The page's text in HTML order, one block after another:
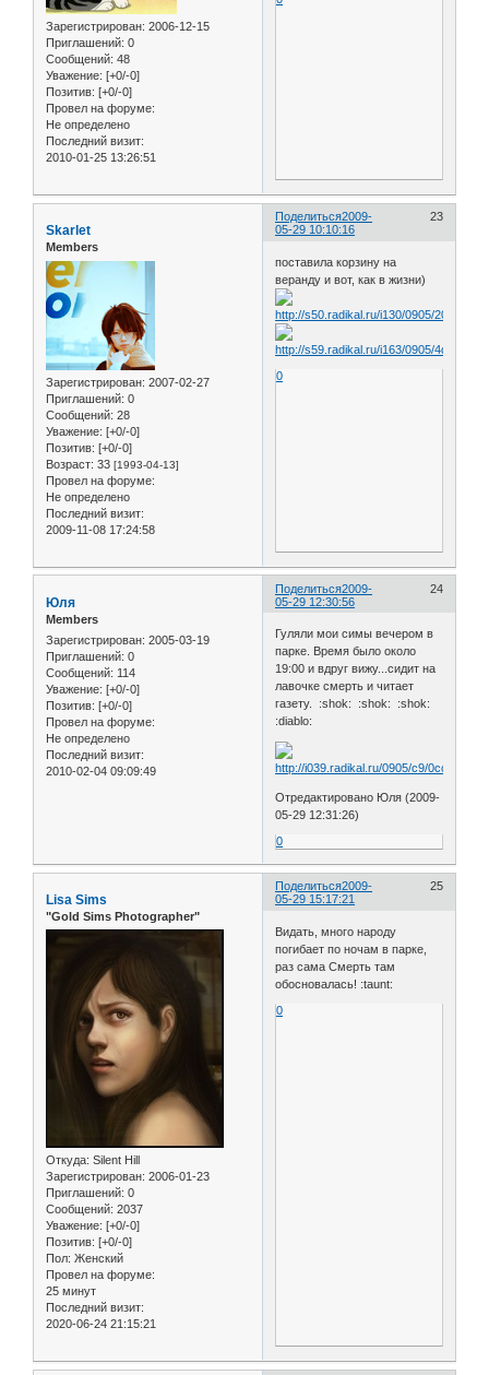
Зарегистрирован: 2006-12-15
Приглашений: 0
Сообщений: 48
Уважение: [+0/-0]
Позитив: [+0/-0]
Провел на форуме:
Не определено
Последний визит:
2010-01-25 13:26:51
Поделиться 23
2009-
05-29 10:10:16
Skarlet
Members
Зарегистрирован: 2007-02-27
Приглашений: 0
Сообщений: 28
Уважение: [+0/-0]
Позитив: [+0/-0]
Возраст: 33 [1993-04-13]
Провел на форуме:
Не определено
Последний визит:
2009-11-08 17:24:58
поставила корзину на
веранду и вот, как в жизни)
0
Поделиться 24
2009-
05-29 12:30:56
Юля
Members
Зарегистрирован: 2005-03-19
Приглашений: 0
Сообщений: 114
Уважение: [+0/-0]
Позитив: [+0/-0]
Провел на форуме:
Не определено
Последний визит:
2010-02-04 09:09:49
Гуляли мои симы вечером в
парке. Время было около
19:00 и вдруг вижу...сидит на
лавочке смерть и читает
газету. :shok: :shok: :shok:
:diablo:
Отредактировано Юля (2009-
05-29 12:31:26)
0
Поделиться 25
2009-
05-29 15:17:21
Lisa Sims
"Gold Sims Рhotographer"
Откуда: Silent Hill
Зарегистрирован: 2006-01-23
Приглашений: 0
Сообщений: 2037
Уважение: [+0/-0]
Позитив: [+0/-0]
Пол: Женский
Провел на форуме:
25 минут
Последний визит:
2020-06-24 21:15:21
Видать, много народу
погибает по ночам в парке,
раз сама Смерть там
обосновалась! :taunt:
0